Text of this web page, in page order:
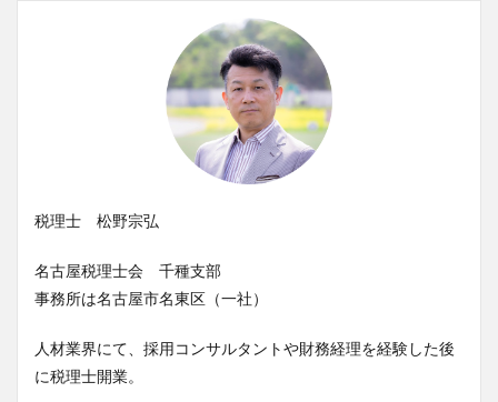
税理士 松野宗弘
名古屋税理士会 千種支部
事務所は名古屋市名東区（一社）
人材業界にて、採用コンサルタントや財務経理を経験した後
に税理士開業。